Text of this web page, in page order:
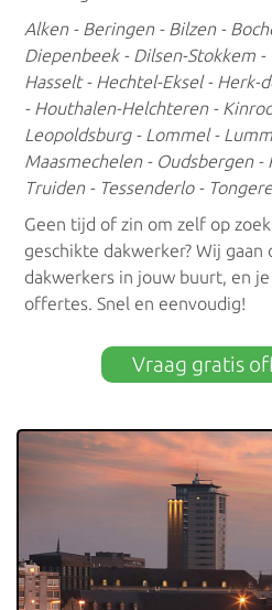
Dakreinigers Mechelen
Dakreinigers Hasselt
Dakreinigers Aalst
Alken - Beringen - Bilzen -
Diepenbeek - Dilsen-Stokkem
Hasselt - Hechtel-Eksel - Herk-
- Houthalen-Helchteren -
Leopoldsburg - Lommel -
Maasmechelen - Oudsbergen -
Truiden - Tessenderlo -
Geen tijd of zin om zelf op
geschikte dakwerker? Wij gaan
dakwerkers in jouw buurt, en
offertes. Snel en eenvoudig!
Vraag gratis